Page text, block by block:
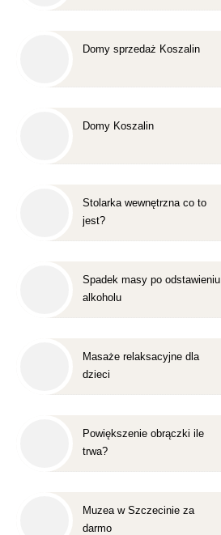
Domy sprzedaż Koszalin
Domy Koszalin
Stolarka wewnętrzna co to
jest?
Spadek masy po odstawieniu
alkoholu
Masaże relaksacyjne dla
dzieci
Powiększenie obrączki ile
trwa?
Muzea w Szczecinie za
darmo